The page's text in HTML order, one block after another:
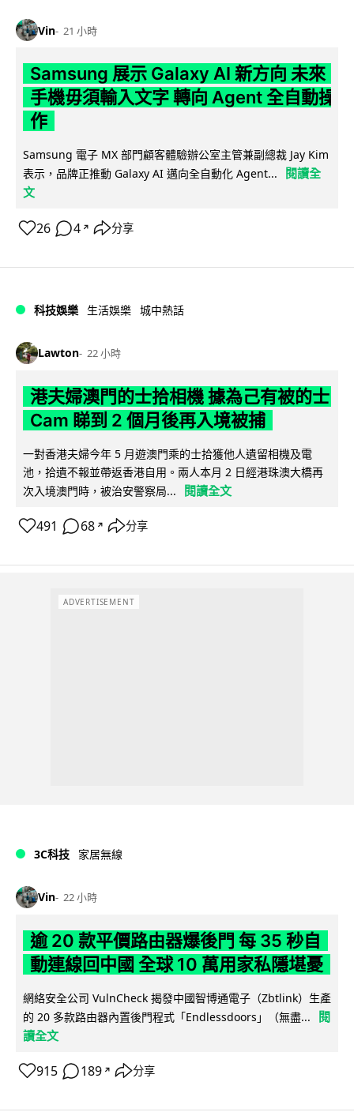
Vin 21 小時
Samsung 展示 Galaxy AI 新方向 未來
手機毋須輸入文字 轉向 Agent 全自動操
作
Samsung 電子 MX 部門顧客體驗辦公室主管兼副總裁 Jay Kim
表示，品牌正推動 Galaxy AI 邁向全自動化 Agent...
閱讀全
文
26 4 ↗ 分享
科技娛樂 生活娛樂 城中熱話
Lawton 22 小時
港夫婦澳門的士拾相機 據為己有被的士
Cam 睇到 2 個月後再入境被捕
一對香港夫婦今年 5 月遊澳門乘的士拾獲他人遺留相機及電
池，拾遺不報並帶返香港自用。兩人本月 2 日經港珠澳大橋再
次入境澳門時，被治安警察局...
閱讀全文
491 68 ↗ 分享
ADVERTISEMENT
3C科技 家居無線
Vin 22 小時
逾 20 款平價路由器爆後門 每 35 秒自
動連線回中國 全球 10 萬用家私隱堪憂
網絡安全公司 VulnCheck 揭發中國智博通電子（Zbtlink）生產
的 20 多款路由器內置後門程式「Endlessdoors」（無盡...
閱
讀全文
915 189 ↗ 分享